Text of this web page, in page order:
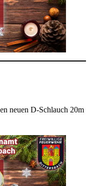
neuen D-Schlauch 20m